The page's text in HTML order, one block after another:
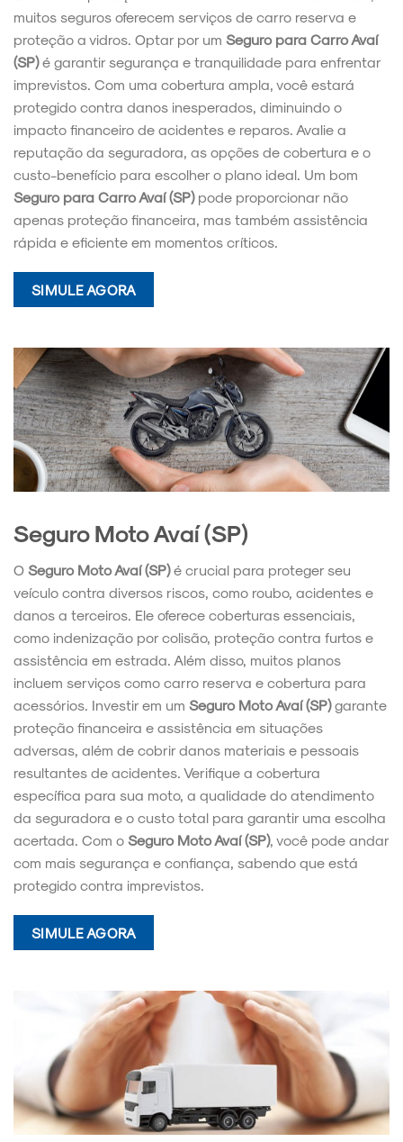
muitos seguros oferecem serviços de carro reserva e
proteção a vidros. Optar por um Seguro para Carro Avaí
(SP)é garantir segurança e tranquilidade para enfrentar
imprevistos. Com uma cobertura ampla, você estará
protegido contra danos inesperados, diminuindo o
impacto financeiro de acidentes e reparos. Avalie a
reputação da seguradora, as opções de cobertura e o
custo-benefício para escolher o plano ideal. Um bom
Seguro para Carro Avaí (SP)pode proporcionar não
apenas proteção financeira, mas também assistência
rápida e eficiente em momentos críticos.
SIMULE AGORA
Seguro Moto Avaí (SP)
O Seguro Moto Avaí (SP)é crucial para proteger seu
veículo contra diversos riscos, como roubo, acidentes e
danos a terceiros. Ele oferece coberturas essenciais,
como indenização por colisão, proteção contra furtos e
assistência em estrada. Além disso, muitos planos
incluem serviços como carro reserva e cobertura para
acessórios. Investir em um Seguro Moto Avaí (SP)garante
proteção financeira e assistência em situações
adversas, além de cobrir danos materiais e pessoais
resultantes de acidentes. Verifique a cobertura
específica para sua moto, a qualidade do atendimento
da seguradora e o custo total para garantir uma escolha
acertada. Com o Seguro Moto Avaí (SP), você pode andar
com mais segurança e confiança, sabendo que está
protegido contra imprevistos.
SIMULE AGORA